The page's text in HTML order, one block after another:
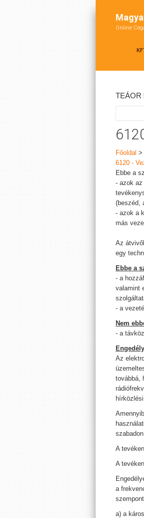
Online
TEÁOR
Főoldal >
6120 -
Ebbe a
- azok
(beszéd,
- azok a
más
Az
egy
Ebbe a
- a
valamint
- a
Nem
- a
Az
továbbá,
A
A
a
a) a